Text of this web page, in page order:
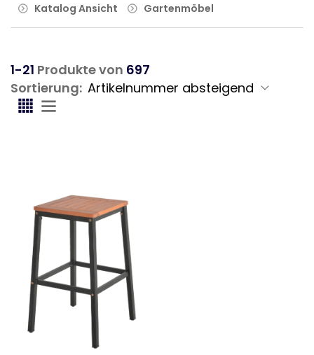
Katalog Ansicht
Gartenmöbel
1-21 Produkte von 697
Sortierung: